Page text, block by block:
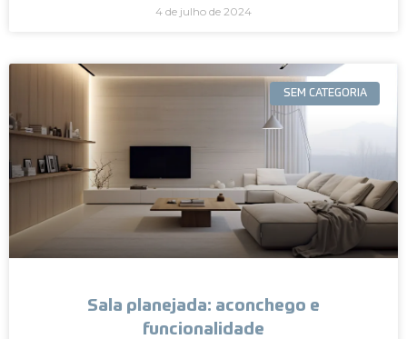
4 de julho de 2024
SEM CATEGORIA
Sala planejada: aconchego e
funcionalidade